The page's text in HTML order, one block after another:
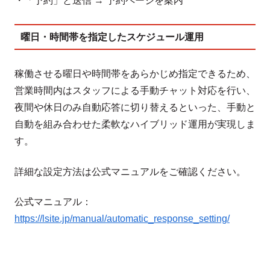
曜日・時間帯を指定したスケジュール運用
稼働させる曜日や時間帯をあらかじめ指定できるため、
営業時間内はスタッフによる手動チャット対応を行い、
夜間や休日のみ自動応答に切り替えるといった、手動と
自動を組み合わせた柔軟なハイブリッド運用が実現しま
す。
詳細な設定方法は公式マニュアルをご確認ください。
公式マニュアル：
https://lsite.jp/manual/automatic_response_setting/